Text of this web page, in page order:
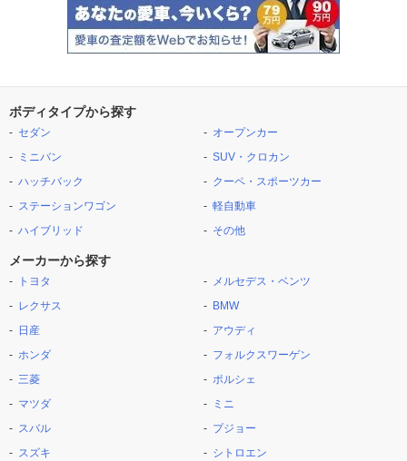
ボディタイプから探す
セダン
ミニバン
ハッチバック
ステーションワゴン
ハイブリッド
オープンカー
SUV・クロカン
クーペ・スポーツカー
軽自動車
その他
メーカーから探す
トヨタ
レクサス
日産
ホンダ
三菱
マツダ
スバル
スズキ
メルセデス・ベンツ
BMW
アウディ
フォルクスワーゲン
ポルシェ
ミニ
プジョー
シトロエン